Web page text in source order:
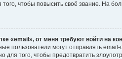
чтобы повысить своё звание. На
«email», от меня требуют войти на
пользователи могут отправлять
для того, чтобы предотвратить